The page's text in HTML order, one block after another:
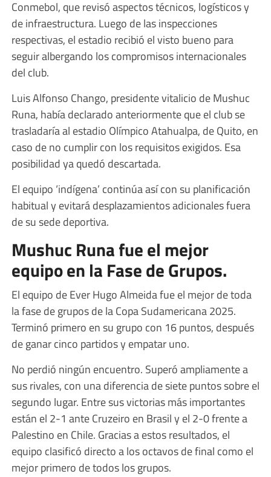
Conmebol, que revisó aspectos técnicos, logísticos y
de infraestructura. Luego de las inspecciones
respectivas, el estadio recibió el visto bueno para
seguir albergando los compromisos internacionales
del club.
Luis Alfonso Chango, presidente vitalicio de Mushuc
Runa, había declarado anteriormente que el club se
trasladaría al estadio Olímpico Atahualpa, de Quito, en
caso de no cumplir con los requisitos exigidos. Esa
posibilidad ya quedó descartada.
El equipo ‘indígena’ continúa así con su planificación
habitual y evitará desplazamientos adicionales fuera
de su sede deportiva.
Mushuc Runa fue el mejor
equipo en la Fase de Grupos.
El equipo de Ever Hugo Almeida fue el mejor de toda
la fase de grupos de la Copa Sudamericana 2025.
Terminó primero en su grupo con 16 puntos, después
de ganar cinco partidos y empatar uno.
No perdió ningún encuentro. Superó ampliamente a
sus rivales, con una diferencia de siete puntos sobre el
segundo lugar. Entre sus victorias más importantes
están el 2-1 ante Cruzeiro en Brasil y el 2-0 frente a
Palestino en Chile. Gracias a estos resultados, el
equipo clasificó directo a los octavos de final como el
mejor primero de todos los grupos.